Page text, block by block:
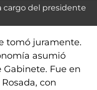
cargo del presidente
tomó juramente.
asumió
Fue en
con